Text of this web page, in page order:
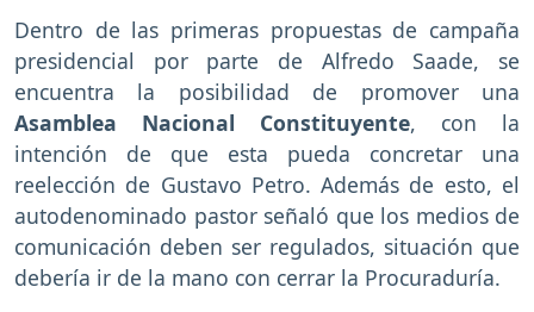
Dentro de las primeras propuestas de campaña
presidencial por parte de Alfredo Saade, se
encuentra la posibilidad de promover una
Asamblea Nacional Constituyente, con la
intención de que esta pueda concretar una
reelección de Gustavo Petro. Además de esto, el
autodenominado pastor señaló que los medios de
comunicación deben ser regulados, situación que
debería ir de la mano con cerrar la Procuraduría.